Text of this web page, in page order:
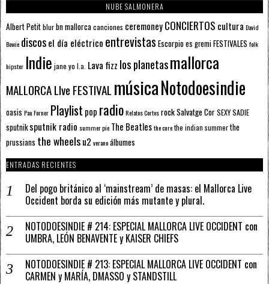
NUBE SALMONERA
Albert Petitblurbn mallorcacanciones ceremoneyCONCIERTOS cultura David
Bowie discosel día eléctrico entrevistas Escorpioes gremiFESTIVALES folk
hipster Indie jane yo l.a. Lava fizz los planetasmallorca
MALLORCA LIve FESTIVAL músicaNotodoesindie
oasis Pau Forner Playlist pop radioRelatos CortosrockSalvatge CorSEXY SADIE
sputnik sputnik radio summer pie The Beatlesthe curethe indian summerthe
prussians the wheelsu2 veranoálbumes
ENTRADAS RECIENTES
Del pogo británico al ‘mainstream’ de masas: el Mallorca Live
Occident borda su edición más mutante y plural.
NOTODOESINDIE # 214: ESPECIAL MALLORCA LIVE OCCIDENT con
UMBRA, LEÓN BENAVENTE y KAISER CHIEFS
NOTODOESINDIE # 213: ESPECIAL MALLORCA LIVE OCCIDENT con
CARMEN y MARÍA, DMASSO y STANDSTILL